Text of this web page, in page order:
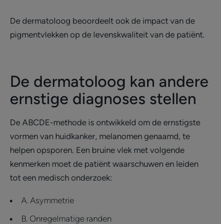
De dermatoloog beoordeelt ook de impact van de
pigmentvlekken op de levenskwaliteit van de patiënt.
De dermatoloog kan andere
ernstige diagnoses stellen
De ABCDE-methode is ontwikkeld om de ernstigste
vormen van huidkanker, melanomen genaamd, te
helpen opsporen. Een bruine vlek met volgende
kenmerken moet de patiënt waarschuwen en leiden
tot een medisch onderzoek:
A. Asymmetrie
B. Onregelmatige randen